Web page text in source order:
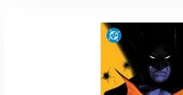
AÑADIR AL